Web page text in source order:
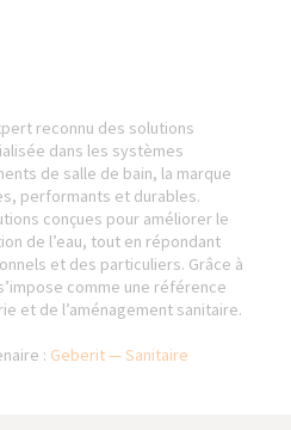
reconnu des solutions
dans les systèmes
de salle de bain, la marque
performants et durables.
conçues pour améliorer le
de l’eau, tout en répondant
et des particuliers. Grâce à
comme une référence
et de l’aménagement sanitaire.
: Geberit — Sanitaire